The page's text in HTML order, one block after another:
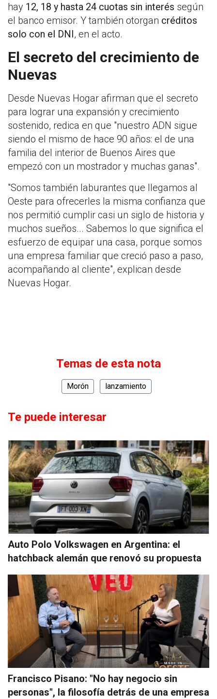
hay 12, 18 y hasta 24 cuotas sin interés según
el banco emisor. Y también otorgan créditos
solo con el DNI, en el acto.
El secreto del crecimiento de
Nuevas
Desde Nuevas Hogar afirman que el secreto
para lograr una expansión y crecimiento
sostenido, redica en que "nuestro ADN sigue
siendo el mismo de hace 90 años: el de una
familia del interior de Buenos Aires que
empezó con un mostrador y muchas ganas".
"Somos también laburantes que llegamos al
Oeste para ofrecerles la misma confianza que
nos permitió cumplir casi un siglo de historia y
muchos sueños... Sabemos lo que significa el
esfuerzo de equipar una casa, porque somos
una empresa familiar que creció paso a paso,
acompañando al cliente", explican desde
Nuevas Hogar.
Temas de esta nota
Morón lanzamiento
Te puede interesar
Auto Polo Volkswagen en Argentina: el
hatchback alemán que renovó su propuesta
Francisco Pisano: "No hay negocio sin
personas", la filosofía detrás de una empresa